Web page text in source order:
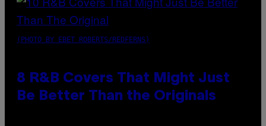
(PHOTO BY EBET ROBERTS/REDFERNS)
8 R&B Covers That Might Just
Be Better Than the Originals